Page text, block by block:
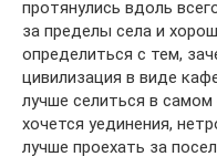
протянулись вдоль
за пределы села и
определиться с тем,
цивилизация в виде
лучше селиться в
хочется уединения,
лучше проехать за